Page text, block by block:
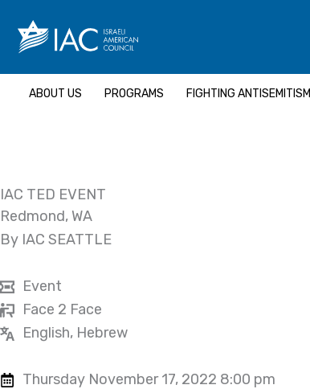
content
ABOUT US PROGRAMS FIGHTING ANTISEMITISM
IAC TED EVENT
Redmond, WA
By IAC SEATTLE
Event
Face 2 Face
English, Hebrew
Thursday November 17, 2022 8:00 pm